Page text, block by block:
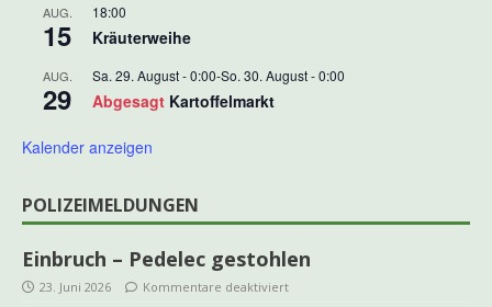
AUG.
15
18:00
Kräuterweihe
AUG.
29
Sa. 29. August - 0:00-So. 30. August - 0:00
Abgesagt Kartoffelmarkt
Kalender anzeigen
POLIZEIMELDUNGEN
Einbruch – Pedelec gestohlen
23. Juni 2026 Kommentare deaktiviert